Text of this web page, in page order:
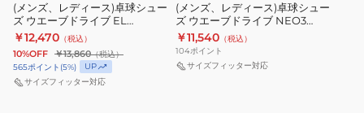
シ
ュ
ー
ズ
ウ
(メンズ、レディース)卓球シュー
ズ ウエーブドライブ EL
81GA200142
￥12,470 （税込）
10%OFF ￥13,860（税込）
565ポイント (5%)
UP
サイズフィッター対応
シ
ュ
ー
ズ
ル
ー
(メンズ、レディース)卓球シュー
ズ ウエーブドライブ NEO3
81GA220021
￥11,540 （税込）
104ポイント
サイズフィッター対応